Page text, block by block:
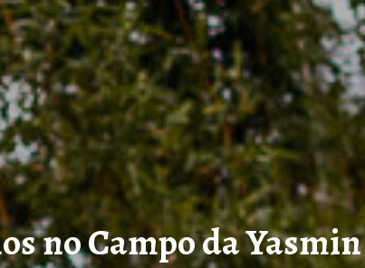
no Campo da Yasmin